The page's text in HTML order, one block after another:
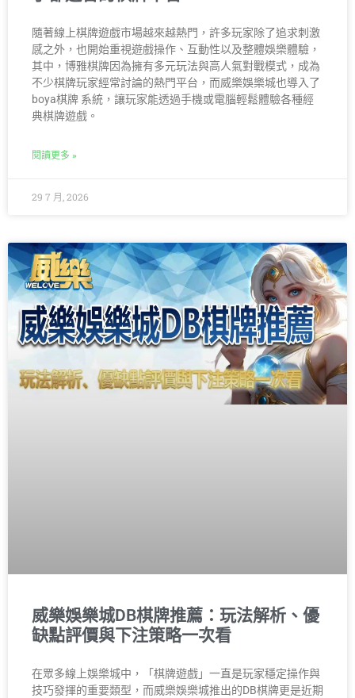
隨著線上棋牌遊戲市場越來越熱門，許多玩家除了追求刺激
感之外，也開始重視遊戲操作、互動性以及整體娛樂體驗，
其中，博雅棋牌因為擁有多元玩法與高人氣對戰模式，成為
不少棋牌玩家經常討論的熱門平台，而威樂娛樂城也導入了
boya棋牌 系統，讓玩家能透過手機或電腦輕鬆體驗各種經
典棋牌遊戲。
閱讀更多 »
29 7 月, 2026
威樂娛樂城DB棋牌推薦：玩法解析、優
缺點評價與下注策略一次看
在眾多線上娛樂城中，「棋牌遊戲」一直是玩家穩定操作與
技巧發揮的重要類型，而威樂娛樂城推出的DB棋牌更是近期